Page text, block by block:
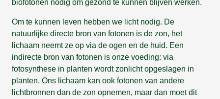
biofotonen nodig om gezond te kunnen blijven werken.
Om te kunnen leven hebben we licht nodig. De
natuurlijke directe bron van fotonen is de zon, het
lichaam neemt ze op via de ogen en de huid. Een
indirecte bron van fotonen is onze voeding: via
fotosynthese in planten wordt zonlicht opgeslagen in
planten. Ons lichaam kan ook fotonen van andere
lichtbronnen dan de zon opnemen, maar dan moet dit